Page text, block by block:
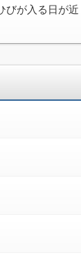
びが入る日が近